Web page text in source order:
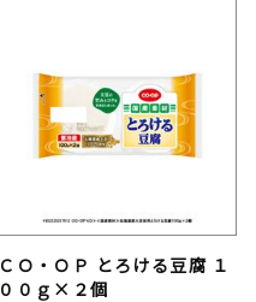
ＣＯ・ＯＰ とろける豆腐 １
００ｇ×２個